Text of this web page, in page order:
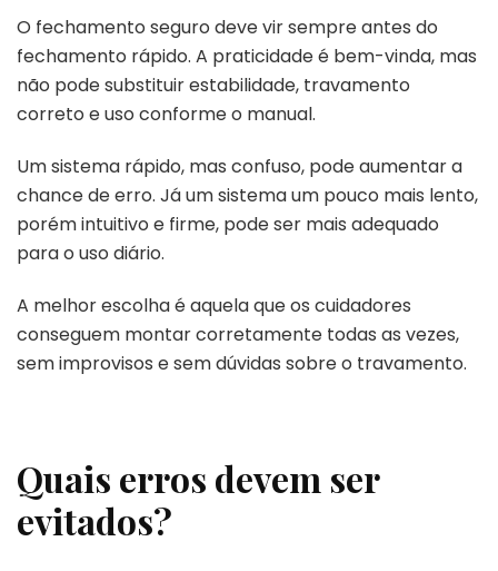
O fechamento seguro deve vir sempre antes do
fechamento rápido. A praticidade é bem-vinda, mas
não pode substituir estabilidade, travamento
correto e uso conforme o manual.
Um sistema rápido, mas confuso, pode aumentar a
chance de erro. Já um sistema um pouco mais lento,
porém intuitivo e firme, pode ser mais adequado
para o uso diário.
A melhor escolha é aquela que os cuidadores
conseguem montar corretamente todas as vezes,
sem improvisos e sem dúvidas sobre o travamento.
Quais erros devem ser
evitados?